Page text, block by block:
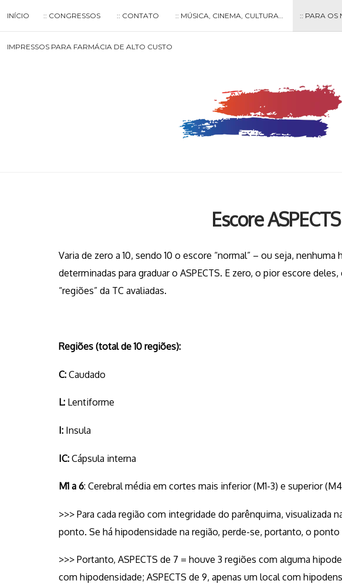
to
content
INÍCIO :: CONGRESSOS :: CONTATO :: MÚSICA, CINEMA, CULTURA… :: PARA OS
IMPRESSOS PARA FARMÁCIA DE ALTO CUSTO
for
Type your
Escore ASPECTS
Varia de zero a 10, sendo 10 o escore “normal” – ou seja,
determinadas para graduar o ASPECTS. E zero, o pior escore
“regiões” da TC avaliadas.
Regiões (total de 10 regiões):
C: Caudado
L: Lentiforme
I: Insula
IC: Cápsula interna
M1 a 6: Cerebral média em cortes mais inferior (M1-3) e superior
>>> Para cada região com integridade do parênquima, visualizada
ponto. Se há hipodensidade na região, perde-se, portanto, o
>>> Portanto, ASPECTS de 7 = houve 3 regiões com alguma
com hipodensidade; ASPECTS de 9, apenas um local com